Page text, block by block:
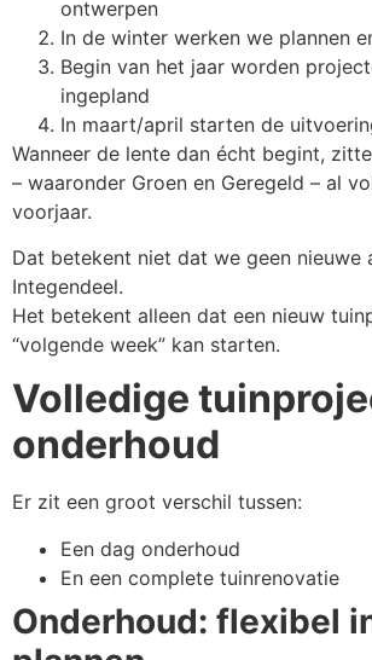
ontwerpen
In de winter werken we plannen
Begin van het jaar worden
ingepland
In maart/april starten de
Wanneer de lente dan écht begint,
– waaronder Groen en Geregeld – al
voorjaar.
Dat betekent niet dat we geen nieuwe
Integendeel.
Het betekent alleen dat een nieuw
“volgende week” kan starten.
Volledige
onderhoud
Er zit een groot verschil tussen:
Een dag onderhoud
En een complete tuinrenovatie
Onderhoud: flexibel